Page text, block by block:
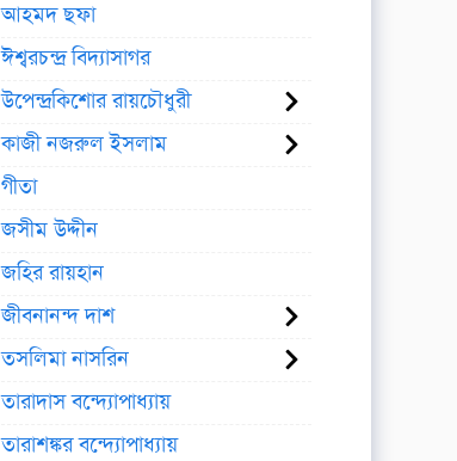
আহমদ ছফা
ঈশ্বরচন্দ্র বিদ্যাসাগর
উপেন্দ্রকিশোর রায়চৌধুরী
কাজী নজরুল ইসলাম
গীতা
জসীম উদ্দীন
জহির রায়হান
জীবনানন্দ দাশ
তসলিমা নাসরিন
তারাদাস বন্দ্যোপাধ্যায়
তারাশঙ্কর বন্দ্যোপাধ্যায়